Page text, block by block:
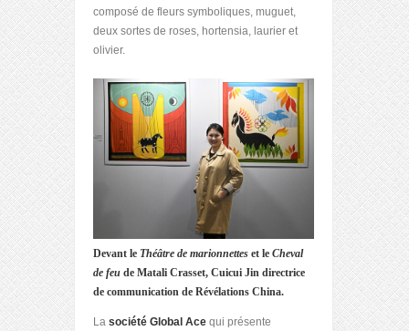
composé de fleurs symboliques, muguet,
deux sortes de roses, hortensia, laurier et
olivier.
Devant le Théâtre de marionnettes et le Cheval
de feu de Matali Crasset, Cuicui Jin directrice
de communication de Révélations China.
La société Global Ace qui présente